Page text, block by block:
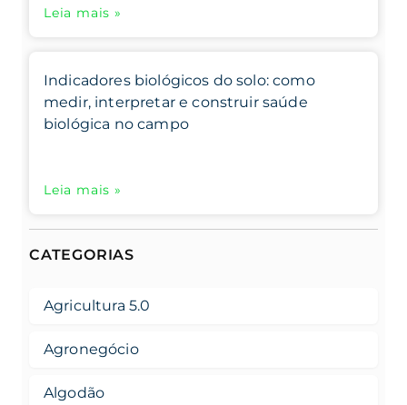
Leia mais »
Indicadores biológicos do solo: como
medir, interpretar e construir saúde
biológica no campo
Leia mais »
CATEGORIAS
Agricultura 5.0
Agronegócio
Algodão